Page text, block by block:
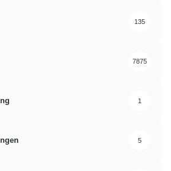
135
7875
1
5